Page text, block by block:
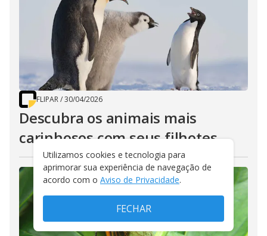
FLIPAR/30/04/2026
Descubra os animais mais
carinhosos com seus filhotes
Utilizamos cookies e tecnologia para
aprimorar sua experiência de navegação de
acordo com o Aviso de Privacidade.
FECHAR